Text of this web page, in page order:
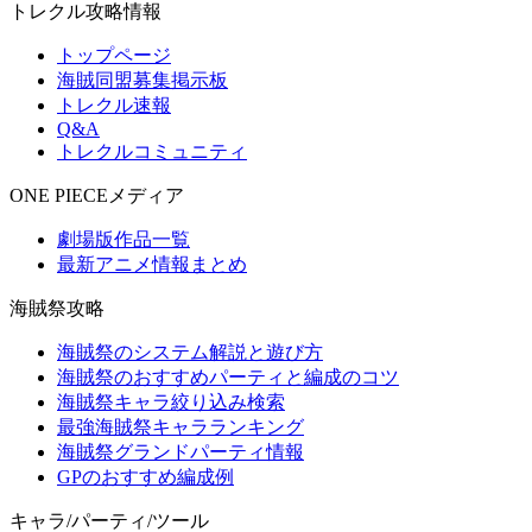
トレクル攻略情報
トップページ
海賊同盟募集掲示板
トレクル速報
Q&A
トレクルコミュニティ
ONE PIECEメディア
劇場版作品一覧
最新アニメ情報まとめ
海賊祭攻略
海賊祭のシステム解説と遊び方
海賊祭のおすすめパーティと編成のコツ
海賊祭キャラ絞り込み検索
最強海賊祭キャラランキング
海賊祭グランドパーティ情報
GPのおすすめ編成例
キャラ/パーティ/ツール